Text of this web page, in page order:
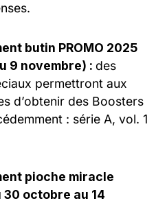
butin PROMO 2025
9 novembre) : des
permettront aux
d’obtenir des Boosters
: série A, vol. 1
pioche miracle
30 octobre au 14